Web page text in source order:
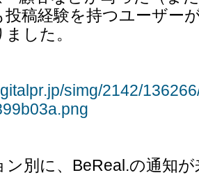
稿経験を持つユーザー
した。
simg/2142/
ン別に、BeReal.の通知